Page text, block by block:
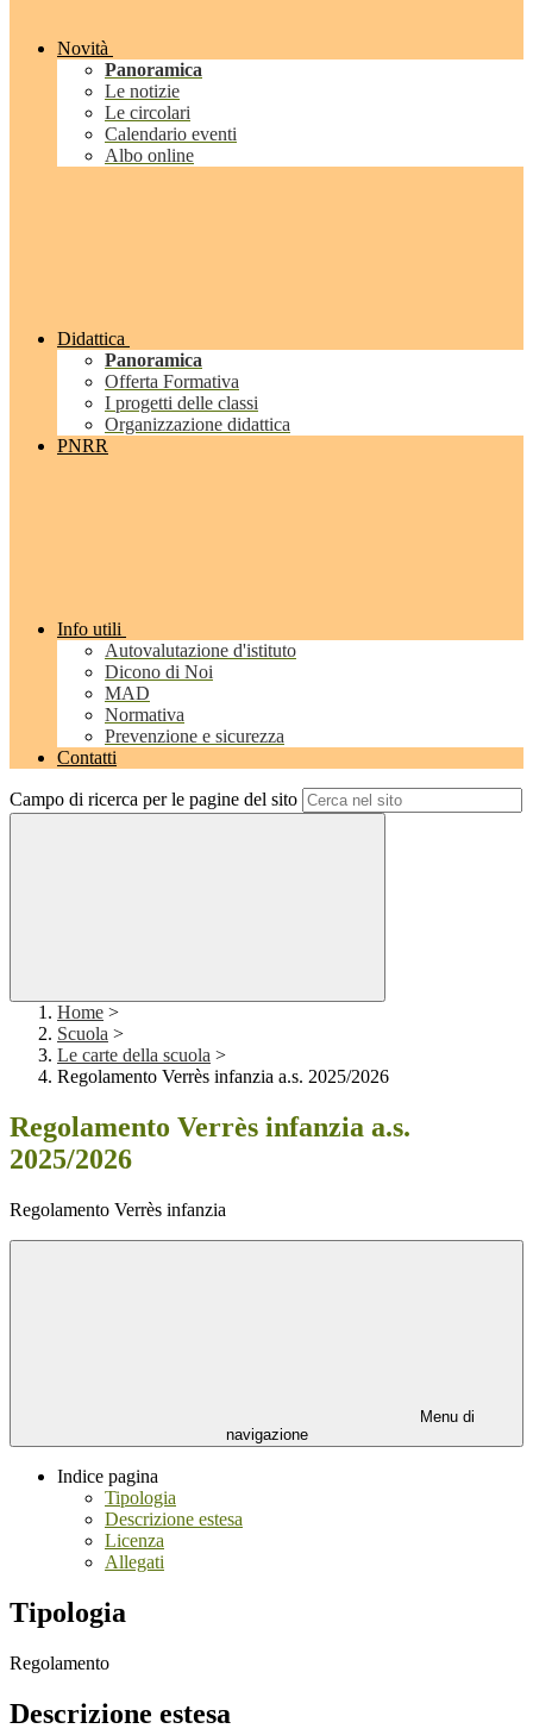
Novità
Panoramica
Le notizie
Le circolari
Calendario eventi
Albo online
Didattica
Panoramica
Offerta Formativa
I progetti delle classi
Organizzazione didattica
PNRR
Info utili
Autovalutazione d'istituto
Dicono di Noi
MAD
Normativa
Prevenzione e sicurezza
Contatti
Campo di ricerca per le pagine del sito
Home >
Scuola >
Le carte della scuola >
Regolamento Verrès infanzia a.s. 2025/2026
Regolamento Verrès infanzia a.s.
2025/2026
Regolamento Verrès infanzia
Menu di
navigazione
Indice pagina
Tipologia
Descrizione estesa
Licenza
Allegati
Tipologia
Regolamento
Descrizione estesa